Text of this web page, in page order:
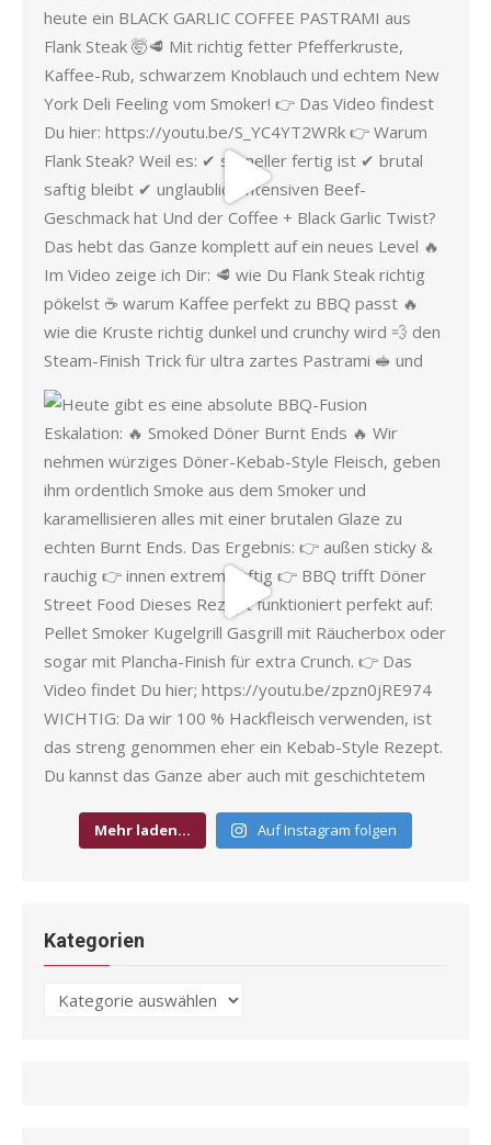
Mehr laden… Auf Instagram folgen
Kategorien
Kategorien